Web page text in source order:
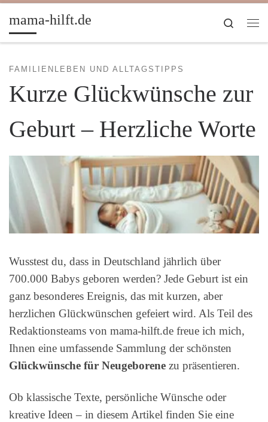
Zum Inhalt springen
mama-hilft.de
Search
FAMILIENLEBEN UND ALLTAGSTIPPS
Kurze Glückwünsche zur
Geburt – Herzliche Worte
Wusstest du, dass in Deutschland jährlich über
700.000 Babys geboren werden? Jede Geburt ist ein
ganz besonderes Ereignis, das mit kurzen, aber
herzlichen Glückwünschen gefeiert wird. Als Teil des
Redaktionsteams von mama-hilft.de freue ich mich,
Ihnen eine umfassende Sammlung der schönsten
Glückwünsche für Neugeborene zu präsentieren.
Ob klassische Texte, persönliche Wünsche oder
kreative Ideen – in diesem Artikel finden Sie eine